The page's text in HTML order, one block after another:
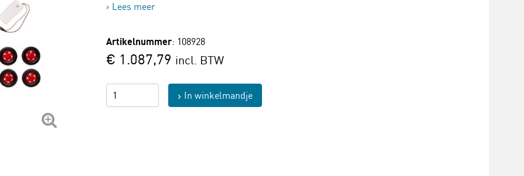
Lees meer
Artikelnummer: 108928
€ 1.087,79 incl. BTW
In winkelmandje